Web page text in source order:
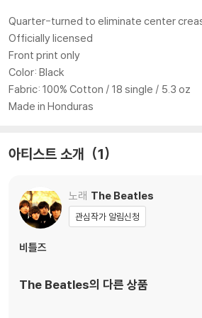
Quarter-turned to eliminate center
Officially licensed
Front print only
Color: Black
Fabric: 100% Cotton / 18 single / 5.3 oz
Made in Honduras
아티스트 소개 1
노래 The Beatles
관심작가 알림신청
비틀즈
The Beatles의 다른 상품